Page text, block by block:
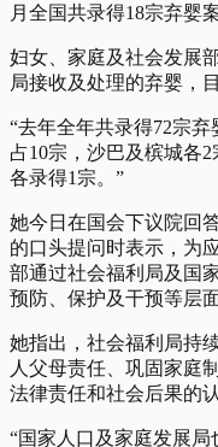
月全国共录得18宗弃婴
妇女、家庭及社会发展
局接收及处理的弃婴，
“去年全年共录得72宗
占10宗，沙巴及槟城各
各录得1宗。”
她今日在国会下议院回
的口头提问时表示，为
部通过社会福利局及国
预防、保护及干预等层
她指出，社会福利局持
人父母责任、巩固家庭
法律责任和社会后果的认
“国家人口及家庭发展